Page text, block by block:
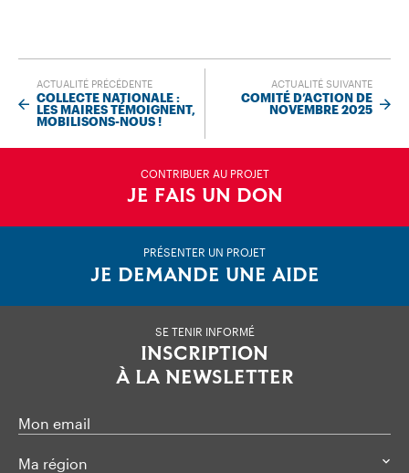
ACTUALITÉ PRÉCÉDENTE
COLLECTE NATIONALE :
LES MAIRES TÉMOIGNENT,
MOBILISONS-NOUS !
ACTUALITÉ SUIVANTE
COMITÉ D’ACTION DE
NOVEMBRE 2025
CONTRIBUER AU PROJET
JE FAIS UN DON
PRÉSENTER UN PROJET
JE DEMANDE UNE AIDE
SE TENIR INFORMÉ
INSCRIPTION
À LA NEWSLETTER
Mon email
Ma région